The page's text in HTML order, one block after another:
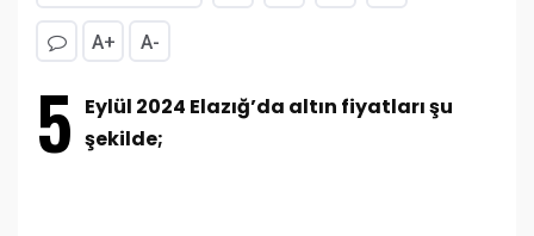
A+ A-
5 Eylül 2024 Elazığ’da altın fiyatları şu
şekilde;